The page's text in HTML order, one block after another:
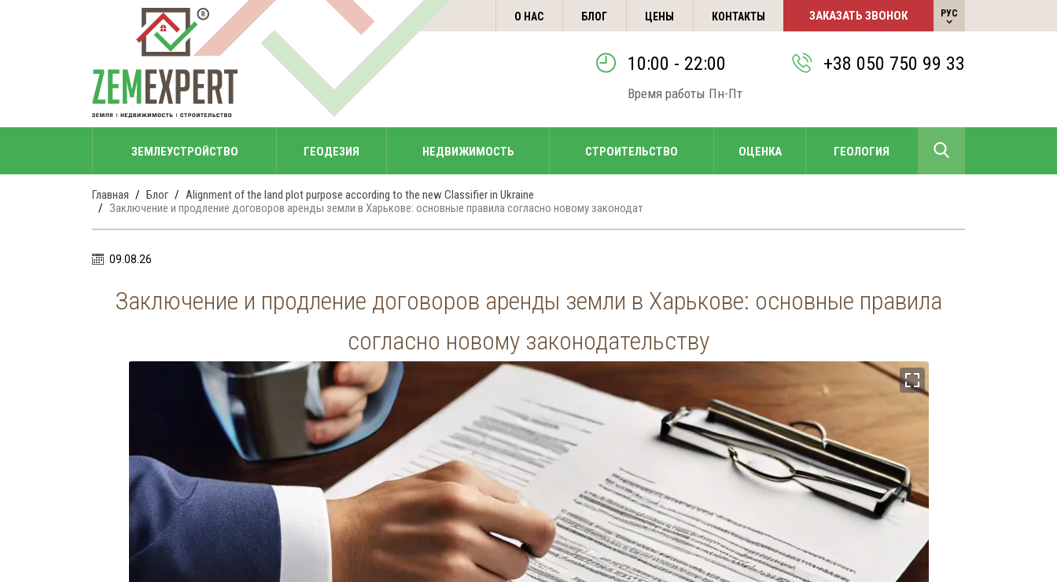
О НАС БЛОГ ЦЕНЫ КОНТАКТЫ ЗАКАЗАТЬ ЗВОНОК РУС
10:00 - 22:00
Время работы Пн-Пт
+38 050 750 99 33
ЗЕМЛЕУСТРОЙСТВО ГЕОДЕЗИЯ НЕДВИЖИМОСТЬ СТРОИТЕЛЬСТВО ОЦЕНКА ГЕОЛОГИЯ УКР
Главная Блог
Alignment of the land plot purpose according to the new Classifier in Ukraine
Заключение и продление договоров аренды земли в Харькове: основные правила согласно новому законодат
09.08.26
Заключение и продление договоров аренды земли в Харькове: основные правила
согласно новому законодательству